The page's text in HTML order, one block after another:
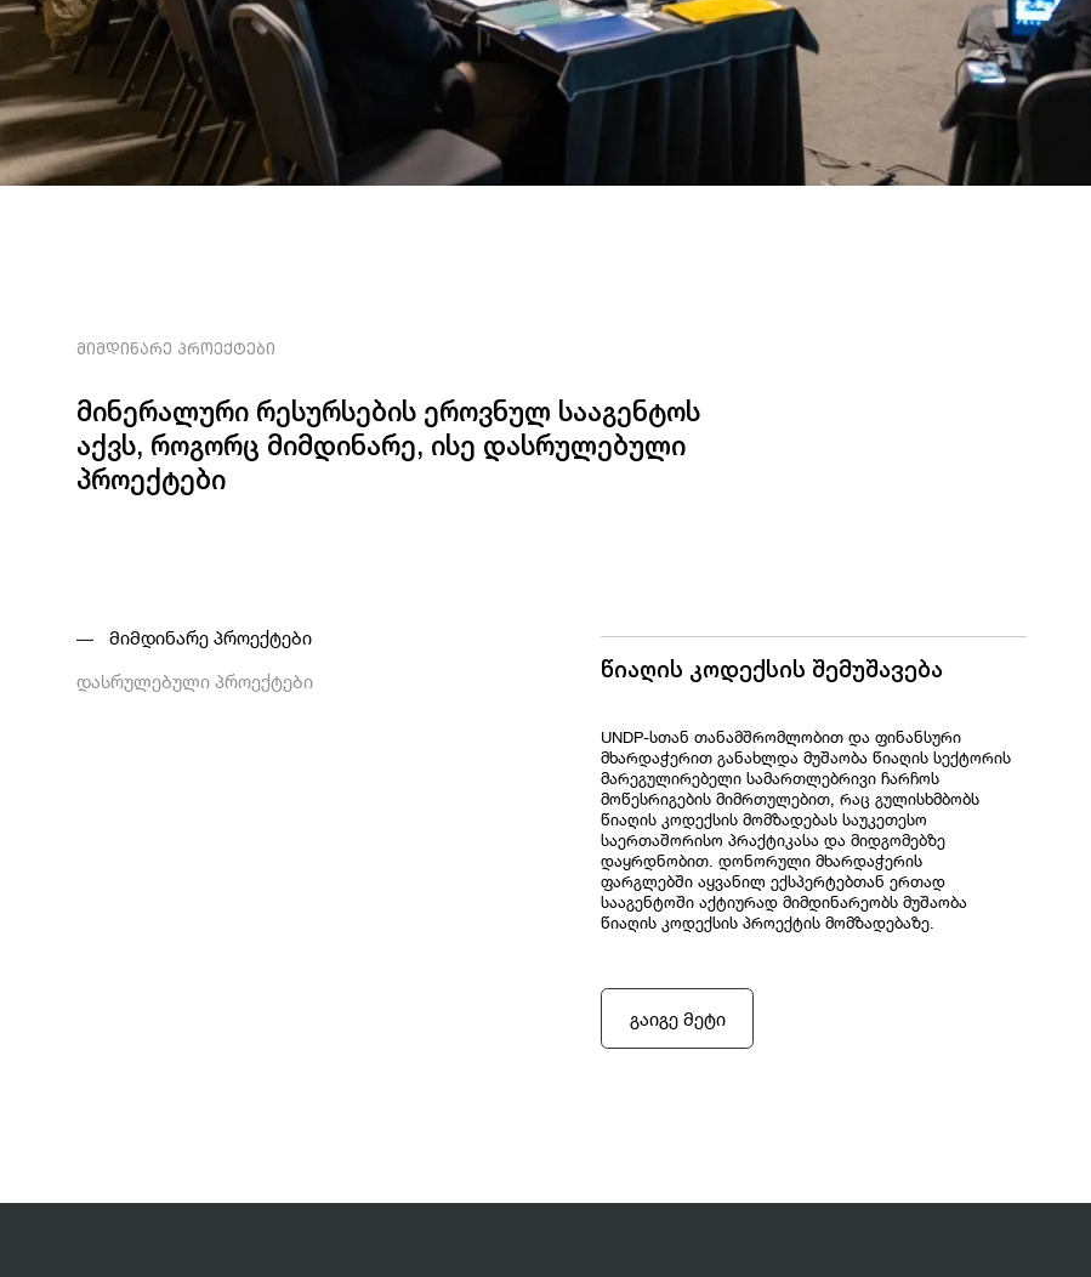
ᲛᲘᲛᲓᲘᲜᲐᲠᲔ ᲞᲠᲝᲔᲥᲢᲔᲑᲘ
მინერალური რესურსების ეროვნულ სააგენტოს
აქვს, როგორც მიმდინარე, ისე დასრულებული
პროექტები
მიმდინარე პროექტები
დასრულებული პროექტები წიაღის კოდექსის შემუშავება
UNDP-სთან თანამშრომლობით და ფინანსური
მხარდაჭერით განახლდა მუშაობა წიაღის სექტორის
მარეგულირებელი სამართლებრივი ჩარჩოს
მოწესრიგების მიმრთულებით, რაც გულისხმბობს
წიაღის კოდექსის მომზადებას საუკეთესო
საერთაშორისო პრაქტიკასა და მიდგომებზე
დაყრდნობით. დონორული მხარდაჭერის
ფარგლებში აყვანილ ექსპერტებთან ერთად
სააგენტოში აქტიურად მიმდინარეობს მუშაობა
წიაღის კოდექსის პროექტის მომზადებაზე.
გაიგე მეტი